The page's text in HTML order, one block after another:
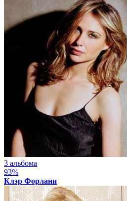
3 альбома
93%
Клэр Форлани